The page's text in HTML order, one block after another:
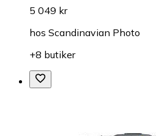
5 049 kr
hos Scandinavian Photo
+8 butiker